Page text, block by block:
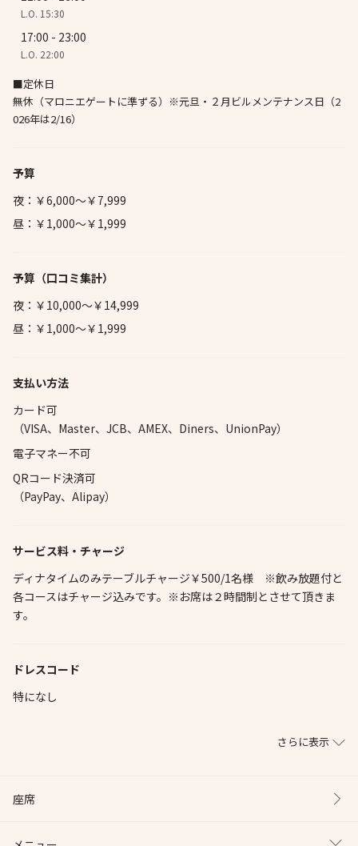
L.O. 15:30
17:00 - 23:00
L.O. 22:00
■定休日
無休（マロニエゲートに準ずる）※元旦・２月ビルメンテナンス日（2
026年は2/16）
予算
夜：￥6,000～￥7,999
昼：￥1,000～￥1,999
予算 （口コミ集計）
夜：￥10,000～￥14,999
昼：￥1,000～￥1,999
支払い方法
カード可
（VISA、Master、JCB、AMEX、Diners、UnionPay）
電子マネー不可
QRコード決済可
（PayPay、Alipay）
サービス料・チャージ
ディナタイムのみテーブルチャージ￥500/1名様 ※飲み放題付と
各コースはチャージ込みです。※お席は２時間制とさせて頂きま
す。
ドレスコード
特になし
さらに表示
座席